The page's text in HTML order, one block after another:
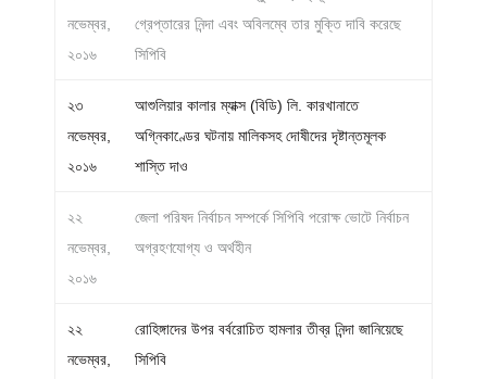
নভেম্বর,
২০১৬
গ্রেপ্তারের নিন্দা এবং অবিলম্বে তার মুক্তি দাবি করেছে
সিপিবি
২৩
নভেম্বর,
২০১৬
আশুলিয়ার কালার ম্যাক্স (বিডি) লি. কারখানাতে
অগ্নিকাণ্ডের ঘটনায় মালিকসহ দোষীদের দৃষ্টান্তমূলক
শাস্তি দাও
২২
নভেম্বর,
২০১৬
জেলা পরিষদ নির্বাচন সম্পর্কে সিপিবি পরোক্ষ ভোটে নির্বাচন
অগ্রহণযোগ্য ও অর্থহীন
২২
নভেম্বর,
রোহিঙ্গাদের উপর বর্বরোচিত হামলার তীব্র নিন্দা জানিয়েছে
সিপিবি